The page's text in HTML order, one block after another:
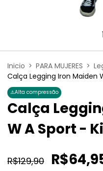
Inicio > PARA MUJERES >
Calça Legging Iron Maiden
⚠️Alta compressão
Calça
W A Sport -
R$129,90